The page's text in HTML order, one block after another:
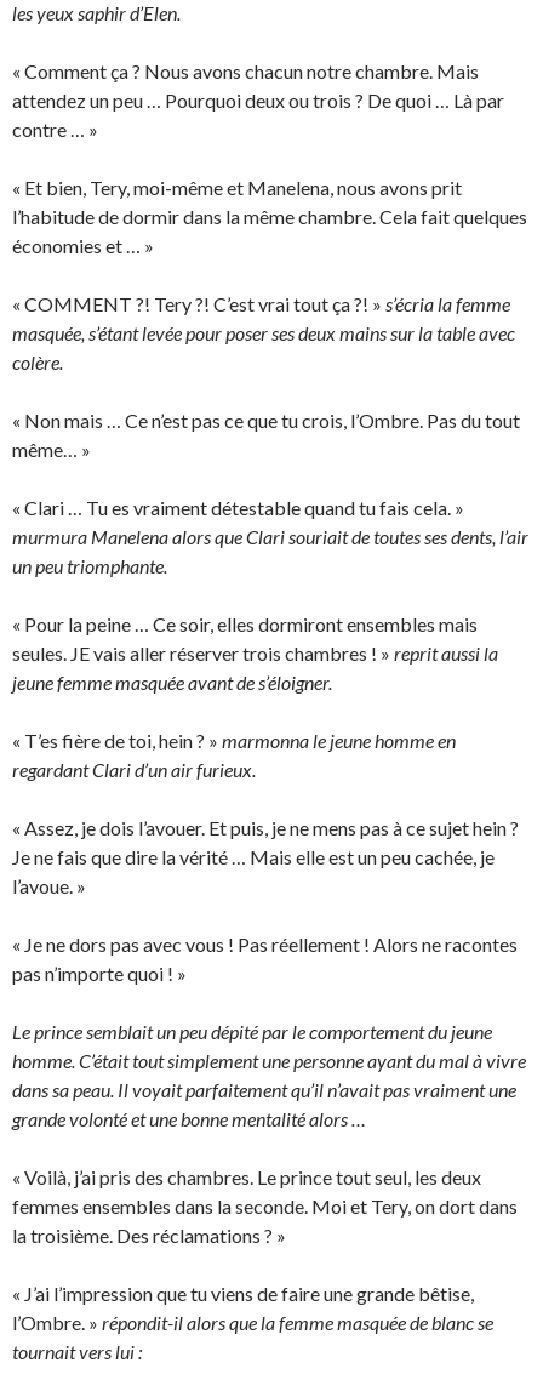
les yeux saphir d’Elen.
« Comment ça ? Nous avons chacun notre chambre. Mais
attendez un peu … Pourquoi deux ou trois ? De quoi … Là par
contre … »
« Et bien, Tery, moi-même et Manelena, nous avons prit
l’habitude de dormir dans la même chambre. Cela fait quelques
économies et … »
« COMMENT ?! Tery ?! C’est vrai tout ça ?! » s’écria la femme
masquée, s’étant levée pour poser ses deux mains sur la table avec
colère.
« Non mais … Ce n’est pas ce que tu crois, l’Ombre. Pas du tout
même… »
« Clari … Tu es vraiment détestable quand tu fais cela. »
murmura Manelena alors que Clari souriait de toutes ses dents, l’air
un peu triomphante.
« Pour la peine … Ce soir, elles dormiront ensembles mais
seules. JE vais aller réserver trois chambres ! » reprit aussi la
jeune femme masquée avant de s’éloigner.
« T’es fière de toi, hein ? » marmonna le jeune homme en
regardant Clari d’un air furieux.
« Assez, je dois l’avouer. Et puis, je ne mens pas à ce sujet hein ?
Je ne fais que dire la vérité … Mais elle est un peu cachée, je
l’avoue. »
« Je ne dors pas avec vous ! Pas réellement ! Alors ne racontes
pas n’importe quoi ! »
Le prince semblait un peu dépité par le comportement du jeune
homme. C’était tout simplement une personne ayant du mal à vivre
dans sa peau. Il voyait parfaitement qu’il n’avait pas vraiment une
grande volonté et une bonne mentalité alors …
« Voilà, j’ai pris des chambres. Le prince tout seul, les deux
femmes ensembles dans la seconde. Moi et Tery, on dort dans
la troisième. Des réclamations ? »
« J’ai l’impression que tu viens de faire une grande bêtise,
l’Ombre. » répondit-il alors que la femme masquée de blanc se
tournait vers lui :